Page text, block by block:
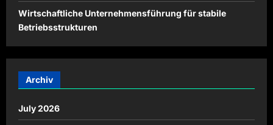
Wirtschaftliche Unternehmensführung für stabile
Betriebsstrukturen
Archiv
July 2026